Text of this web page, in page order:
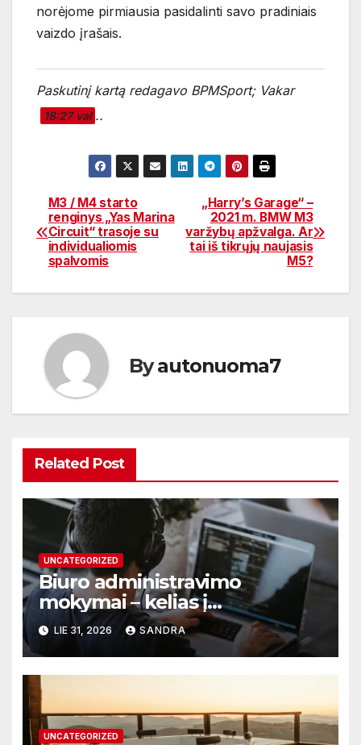
norėjome pirmiausia pasidalinti savo pradiniais
vaizdo įrašais.
Paskutinį kartą redagavo BPMSport; Vakar
18:27 val ..
Navigacija
tarp
įrašų
„Harry’s Garage“ –
2021 m. BMW M3
varžybų apžvalga. Ar
tai iš tikrųjų naujasis
M5?
M3 / M4 starto
renginys „Yas Marina
Circuit“ trasoje su
individualiomis
spalvomis
Byautonuoma7
Related Post
UNCATEGORIZED
Biuro administravimo
mokymai – kelias į
profesionalų ir efektyvų
darbą
LIE 31, 2026 SANDRA
UNCATEGORIZED